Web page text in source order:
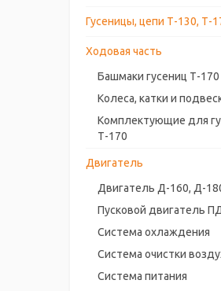
Гусеницы, цепи Т-130, Т-
Ходовая часть
Башмаки гусениц Т-170
Колеса, катки и
Комплектующие для
Т-170
Двигатель
Двигатель Д-160, Д-
Пусковой двигатель
Система охлаждения
Система очистки
Система питания